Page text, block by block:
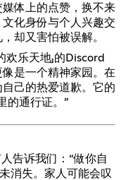
体上的点赞，换不来
化身份与个人兴趣交
却又害怕被误解。
乐天地」的Discord
是一个精神家园。在
己的热爱道歉。它的
的通行证。”
告诉我们：“做你自
消失。家人可能会叹